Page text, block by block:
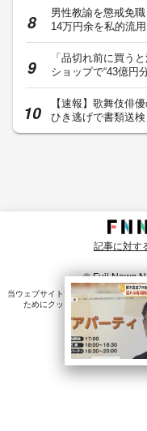
男性教諭を懲戒免
14万円余を私的流
「品切れ前に買う
ショップで“43億円
【速報】歌舞伎俳
ひき逃げで書類送
記事に対す
© Fuji News
当ウェブサイトでは、ユーザのニー
ためにクッキーを使⽤しています